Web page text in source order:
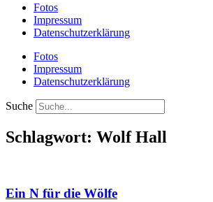
Fotos
Impressum
Datenschutzerklärung
Fotos
Impressum
Datenschutzerklärung
Suche
Schlagwort: Wolf Hall
Ein N für die Wölfe